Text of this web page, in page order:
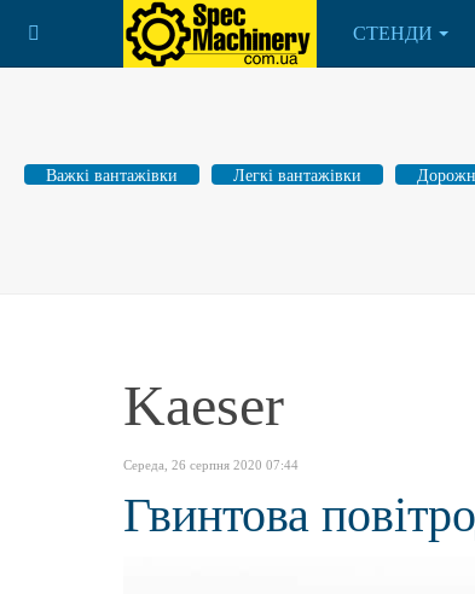
СТЕНДИ
Важкі вантажівки Легкі вантажівки
Kaeser
Середа, 26 серпня 2020 07:44
Гвинтова